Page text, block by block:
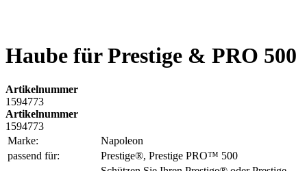
Haube für Prestige & PRO 500
Artikelnummer
1594773
Artikelnummer
1594773
Marke:
Napoleon
passend für:
Prestige®, Prestige PRO™ 500